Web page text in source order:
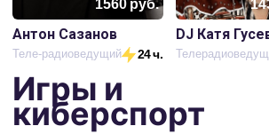
1560руб.
Антон Сазанов
Теле-радиоведущий 24 ч.
DJ Катя
Игры и
киберспорт